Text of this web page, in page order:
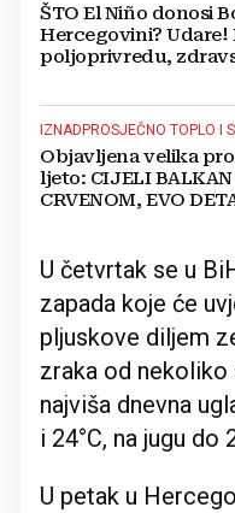
ŠTO El Niño donosi
Hercegovini? Udare!
poljoprivredu,
IZNADPROSJEČNO TOPLO I
Objavljena velika
ljeto: CIJELI BALKAN
CRVENOM, EVO
U četvrtak se u
zapada koje će
pljuskove diljem
zraka od nekoliko
najviša dnevna
i 24°C, na jugu do
U petak u